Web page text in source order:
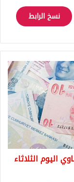
نسخ الرابط
تساوي اليوم الثلاثاء